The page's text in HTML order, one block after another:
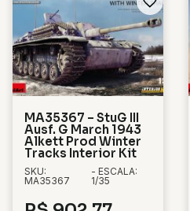
MA35367 – StuG III
Ausf. G March 1943
Alkett Prod Winter
Tracks Interior Kit
SKU:
MA35367
- ESCALA:
1/35